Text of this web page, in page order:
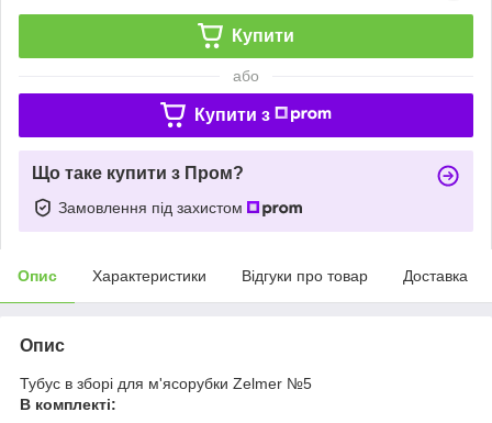
Купити
або
Купити з
Що таке купити з Пром?
Замовлення під захистом
Опис Характеристики Відгуки про товар Доставка
Опис
Тубус в зборі для м'ясорубки Zelmer №5
В комплекті: